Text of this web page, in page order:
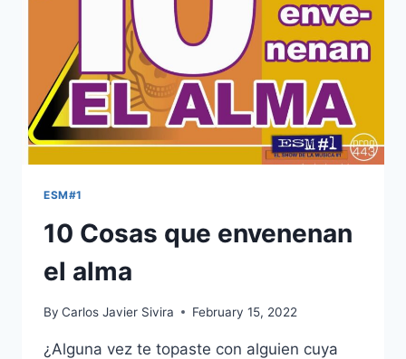
ESM#1
10 Cosas que envenenan
el alma
By Carlos Javier Sivira February 15, 2022
¿Alguna vez te topaste con alguien cuya